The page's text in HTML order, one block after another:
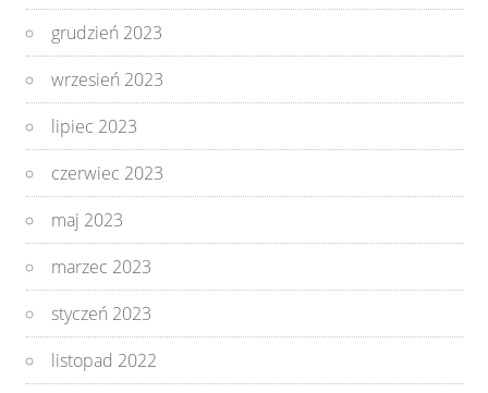
grudzień 2023
wrzesień 2023
lipiec 2023
czerwiec 2023
maj 2023
marzec 2023
styczeń 2023
listopad 2022